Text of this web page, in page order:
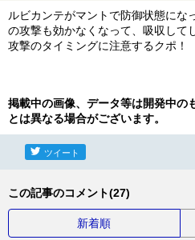
ルビカンテがマントで防御状態にな
の攻撃も効かなくなって、吸収して
攻撃のタイミングに注意するクポ！
掲載中の画像、データ等は開発中の
とは異なる場合がございます。
ツイート
この記事のコメント(27)
新着順